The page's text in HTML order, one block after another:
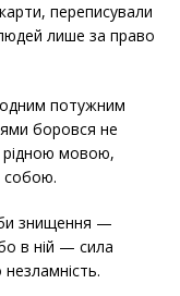
переписували
лише за право
одним потужним
боровся не
мовою,
собою.
знищення —
в ній — сила